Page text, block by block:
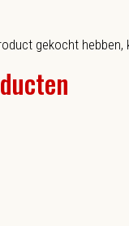
gekocht